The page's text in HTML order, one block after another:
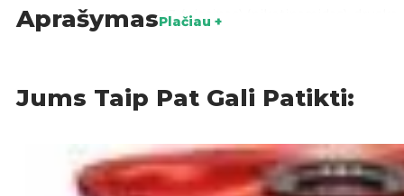
AprašymasB3 (niacinas) (nikotinamidas),
Kilmės šalis:
Vengrija
KATEGORIJOS:Energiniai gėrimai,
Plačiau +
Jums Taip Pat Gali Patikti: